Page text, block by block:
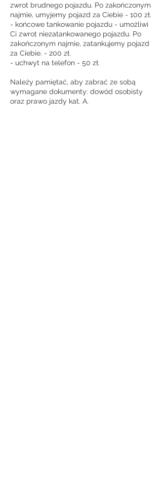
zwrot brudnego pojazdu. Po zakończonym
najmie, umyjemy pojazd za Ciebie - 100 zł.
- końcowe tankowanie pojazdu - umożliwi
Ci zwrot niezatankowanego pojazdu. Po
zakończonym najmie, zatankujemy pojazd
za Ciebie. - 200 zł.
- uchwyt na telefon - 50 zł.
Należy pamiętać, aby zabrać ze sobą
wymagane dokumenty: dowód osobisty
oraz prawo jazdy kat. A.